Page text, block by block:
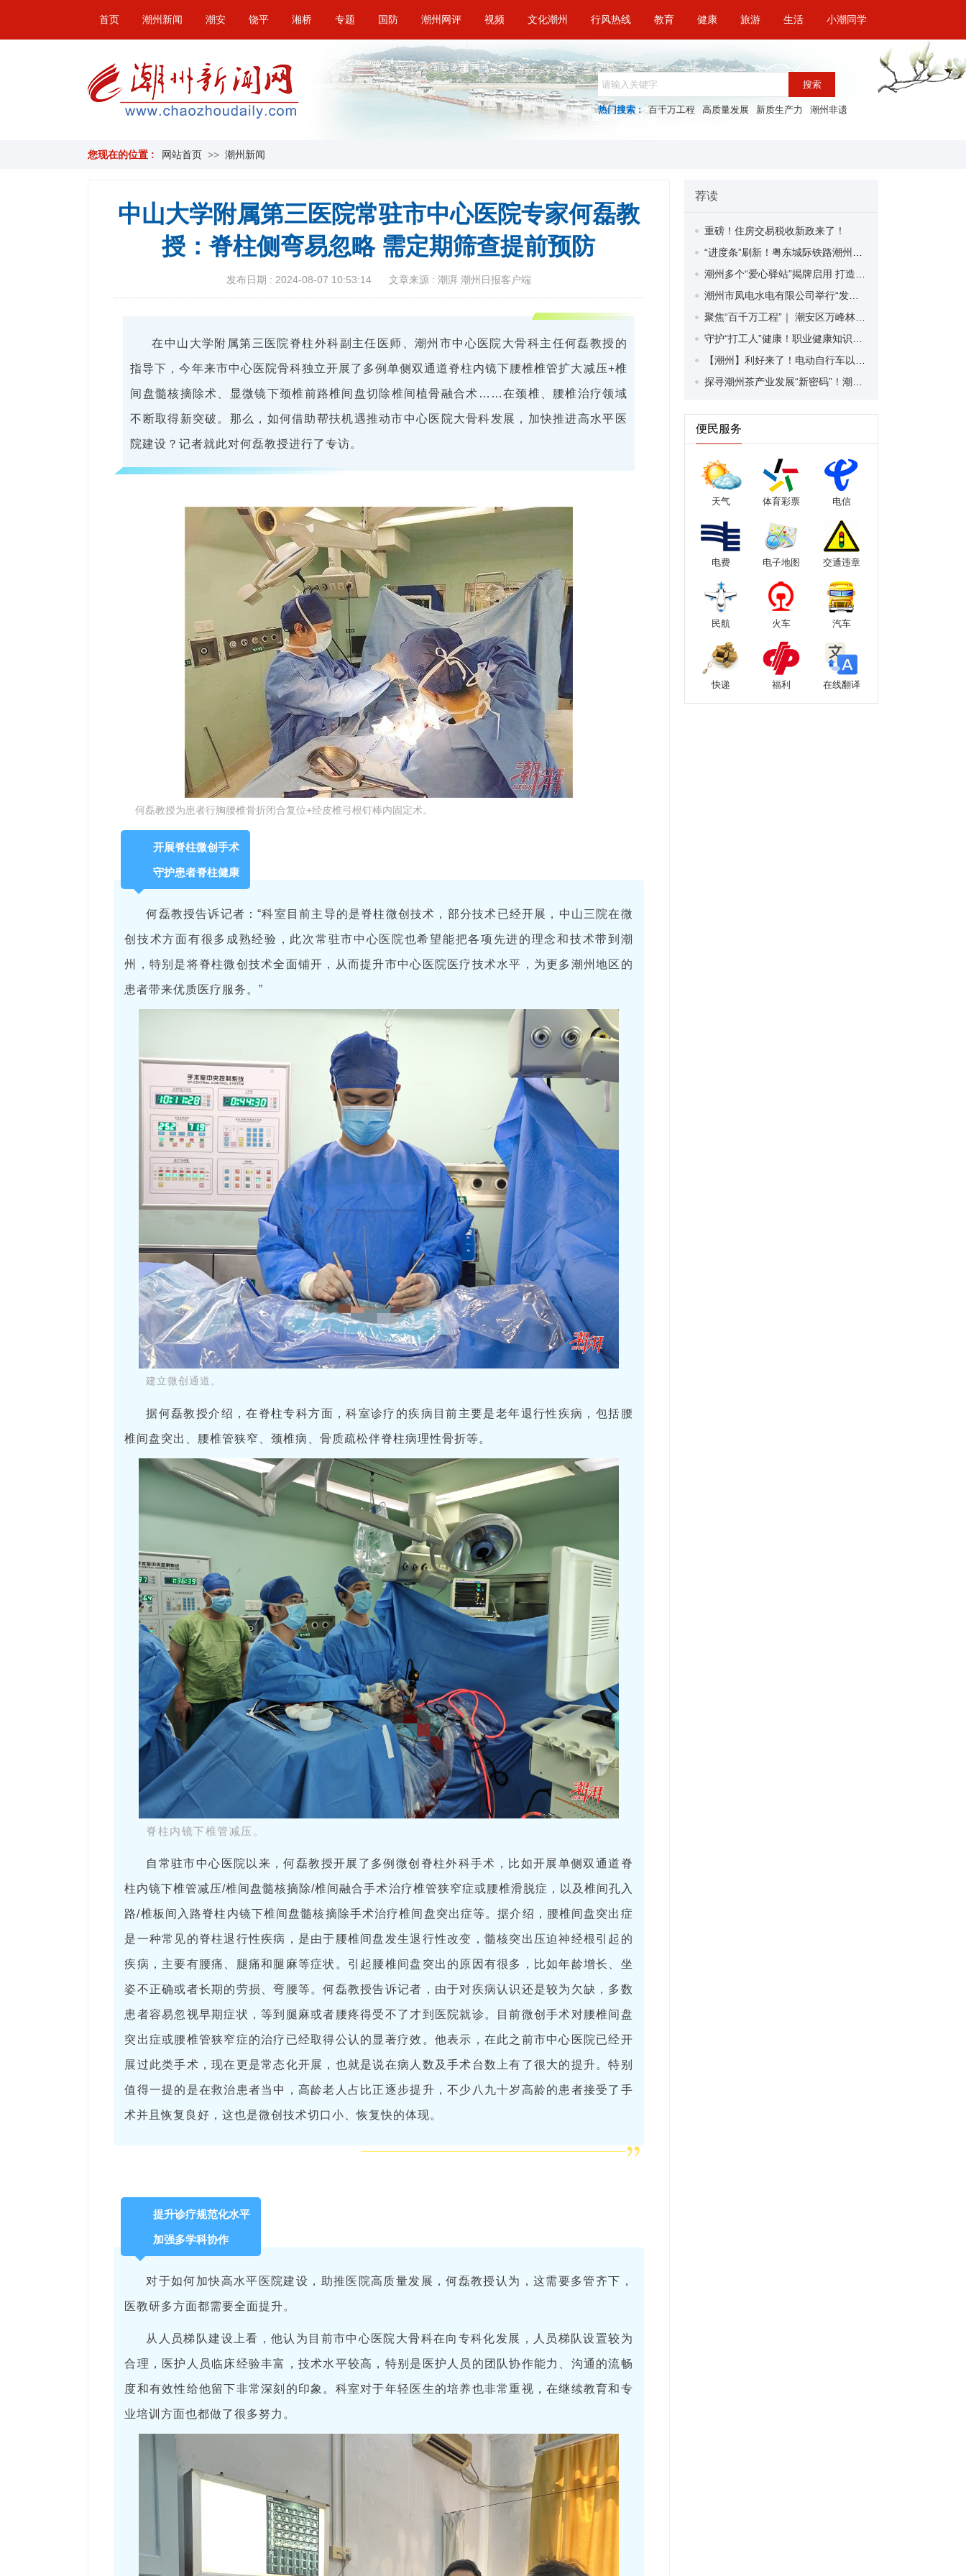
首页 潮州新闻 潮安 饶平 湘桥 专题 国防 潮州网评 视频 文化潮州 行风热线 教育 健康 旅游 生活 小潮同学
搜索
热门搜索 : 百千万工程 高质量发展 新质生产力 潮州非遗
您现在的位置 : 网站首页 >> 潮州新闻
中山大学附属第三医院常驻市中心医院专家何磊教
授：脊柱侧弯易忽略 需定期筛查提前预防
发布日期 : 2024-08-07 10:53:14 文章来源 : 潮湃 潮州日报客户端
在中山大学附属第三医院脊柱外科副主任医师、潮州市中心医院大骨科主任何磊教授的
指导下，今年来市中心医院骨科独立开展了多例单侧双通道脊柱内镜下腰椎椎管扩大减压+椎
间盘髓核摘除术、显微镜下颈椎前路椎间盘切除椎间植骨融合术……在颈椎、腰椎治疗领域
不断取得新突破。那么，如何借助帮扶机遇推动市中心医院大骨科发展，加快推进高水平医
院建设？记者就此对何磊教授进行了专访。
何磊教授为患者行胸腰椎骨折闭合复位+经皮椎弓根钉棒内固定术。
开展脊柱微创手术
守护患者脊柱健康
何磊教授告诉记者：“科室目前主导的是脊柱微创技术，部分技术已经开展，中山三院在微
创技术方面有很多成熟经验，此次常驻市中心医院也希望能把各项先进的理念和技术带到潮
州，特别是将脊柱微创技术全面铺开，从而提升市中心医院医疗技术水平，为更多潮州地区的
患者带来优质医疗服务。”
建立微创通道。
据何磊教授介绍，在脊柱专科方面，科室诊疗的疾病目前主要是老年退行性疾病，包括腰
椎间盘突出、腰椎管狭窄、颈椎病、骨质疏松伴脊柱病理性骨折等。
脊柱内镜下椎管减压。
自常驻市中心医院以来，何磊教授开展了多例微创脊柱外科手术，比如开展单侧双通道脊
柱内镜下椎管减压/椎间盘髓核摘除/椎间融合手术治疗椎管狭窄症或腰椎滑脱症，以及椎间孔入
路/椎板间入路脊柱内镜下椎间盘髓核摘除手术治疗椎间盘突出症等。据介绍，腰椎间盘突出症
是一种常见的脊柱退行性疾病，是由于腰椎间盘发生退行性改变，髓核突出压迫神经根引起的
疾病，主要有腰痛、腿痛和腿麻等症状。引起腰椎间盘突出的原因有很多，比如年龄增长、坐
姿不正确或者长期的劳损、弯腰等。何磊教授告诉记者，由于对疾病认识还是较为欠缺，多数
患者容易忽视早期症状，等到腿麻或者腰疼得受不了才到医院就诊。目前微创手术对腰椎间盘
突出症或腰椎管狭窄症的治疗已经取得公认的显著疗效。他表示，在此之前市中心医院已经开
展过此类手术，现在更是常态化开展，也就是说在病人数及手术台数上有了很大的提升。特别
值得一提的是在救治患者当中，高龄老人占比正逐步提升，不少八九十岁高龄的患者接受了手
术并且恢复良好，这也是微创技术切口小、恢复快的体现。
提升诊疗规范化水平
加强多学科协作
对于如何加快高水平医院建设，助推医院高质量发展，何磊教授认为，这需要多管齐下，
医教研多方面都需要全面提升。
从人员梯队建设上看，他认为目前市中心医院大骨科在向专科化发展，人员梯队设置较为
合理，医护人员临床经验丰富，技术水平较高，特别是医护人员的团队协作能力、沟通的流畅
度和有效性给他留下非常深刻的印象。科室对于年轻医生的培养也非常重视，在继续教育和专
业培训方面也都做了很多努力。
荐读
重磅！住房交易税收新政来了！
便民服务
天气 体育彩票 电信
电费 电子地图 交通违章
民航 火车 汽车
快递 福利 在线翻译